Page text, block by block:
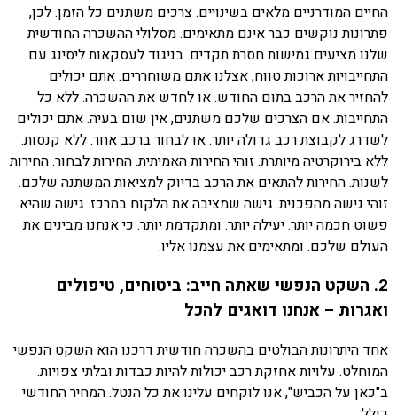
החיים המודרניים מלאים בשינויים. צרכים משתנים כל הזמן. לכן,
פתרונות נוקשים כבר אינם מתאימים. מסלולי ההשכרה החודשית
שלנו מציעים גמישות חסרת תקדים. בניגוד לעסקאות ליסינג עם
התחייבויות ארוכות טווח, אצלנו אתם משוחררים. אתם יכולים
להחזיר את הרכב בתום החודש. או לחדש את ההשכרה. ללא כל
התחייבות. אם הצרכים שלכם משתנים, אין שום בעיה. אתם יכולים
לשדרג לקבוצת רכב גדולה יותר. או לבחור ברכב אחר. ללא קנסות.
ללא בירוקרטיה מיותרת. זוהי החירות האמיתית. החירות לבחור. החירות
לשנות. החירות להתאים את הרכב בדיוק למציאות המשתנה שלכם.
זוהי גישה מהפכנית. גישה שמציבה את הלקוח במרכז. גישה שהיא
פשוט חכמה יותר. יעילה יותר. ומתקדמת יותר. כי אנחנו מבינים את
העולם שלכם. ומתאימים את עצמנו אליו.
2. השקט הנפשי שאתה חייב: ביטוחים, טיפולים
ואגרות – אנחנו דואגים להכל
אחד היתרונות הבולטים בהשכרה חודשית דרכנו הוא השקט הנפשי
המוחלט. עלויות אחזקת רכב יכולות להיות כבדות ובלתי צפויות.
ב"כאן על הכביש", אנו לוקחים עלינו את כל הנטל. המחיר החודשי